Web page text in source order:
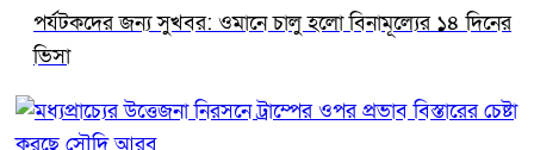
পর্যটকদের জন্য সুখবর: ওমানে চালু হলো বিনামূল্যের ১৪ দিনের
ভিসা